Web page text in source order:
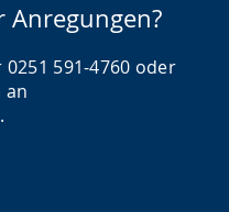
Anregungen?
591-4760 oder
an